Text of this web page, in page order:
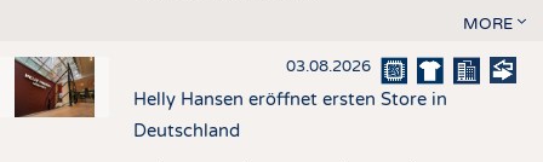
MORE
03.08.2026
Helly Hansen eröffnet ersten Store in
Deutschland